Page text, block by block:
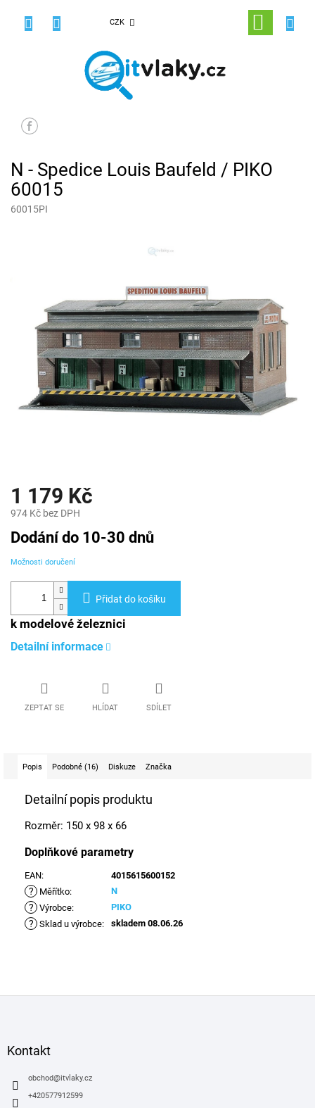
CZK
NÁKUPNÍ
KOŠÍK
N - Spedice Louis Baufeld / PIKO
60015
60015PI
1 179 Kč
974 Kč bez DPH
Měrná
cena:
Dodání do 10-30 dnů
Možnosti doručení
Přidat do košíku
k modelové železnici
Detailní informace
ZEPTAT SE HLÍDAT SDÍLET
Popis Podobné (16) Diskuze Značka
Detailní popis produktu
Rozměr: 150 x 98 x 66
Doplňkové parametry
EAN: 4015615600152
? Měřítko: N
? Výrobce: PIKO
? Sklad u výrobce: skladem 08.06.26
Kontakt
obchod@itvlaky.cz
+420577912599